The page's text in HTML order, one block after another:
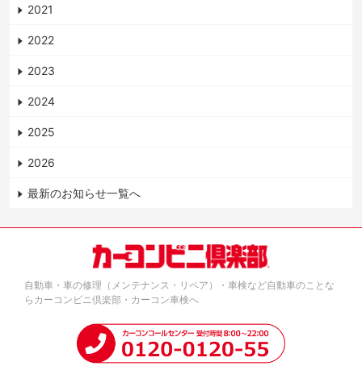
2021
2022
2023
2024
2025
2026
最新のお知らせ一覧へ
自動車・車の修理（メンテナンス・リペア）・車検など自動車のことな
らカーコンビニ倶楽部・カーコン車検へ